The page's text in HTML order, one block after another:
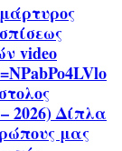
video
2026) Δίπλα
μας